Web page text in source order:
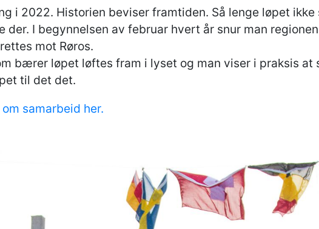
i 2022. Historien beviser framtiden. Så lenge løpet ikke
I begynnelsen av februar hvert år snur man
mot Røros.
bærer løpet løftes fram i lyset og man viser i praksis at
til det det.
samarbeid her.